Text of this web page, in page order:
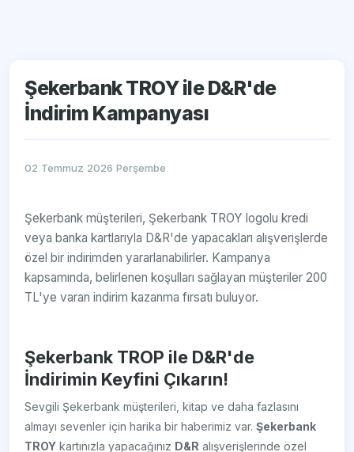
Şekerbank TROY ile D&R'de
İndirim Kampanyası
02 Temmuz 2026 Perşembe
Şekerbank müşterileri, Şekerbank TROY logolu kredi
veya banka kartlarıyla D&R'de yapacakları alışverişlerde
özel bir indirimden yararlanabilirler. Kampanya
kapsamında, belirlenen koşulları sağlayan müşteriler 200
TL'ye varan indirim kazanma fırsatı buluyor.
Şekerbank TROP ile D&R'de
İndirimin Keyfini Çıkarın!
Sevgili Şekerbank müşterileri, kitap ve daha fazlasını
almayı sevenler için harika bir haberimiz var.Şekerbank
TROY kartınızla yapacağınız D&R alışverişlerinde özel